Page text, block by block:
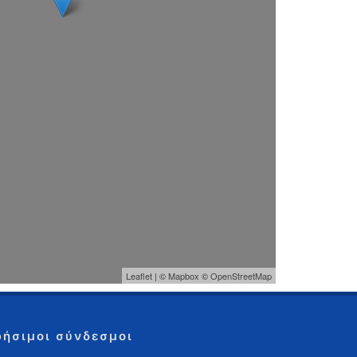
Leaflet | ©Mapbox ©OpenStreetMap
σύνδεσμοι